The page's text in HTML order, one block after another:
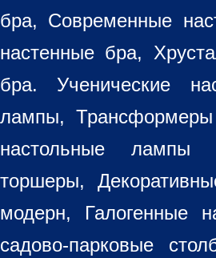
бра, Современные
настенные бра,
бра. Ученические
лампы,
настольные лампы
торшеры,
модерн, Галогенные
садово-парковые